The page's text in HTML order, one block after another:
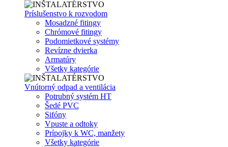
Príslušenstvo k rozvodom
Mosadzné fitingy
Chrómové fitingy
Podomietkové systémy
Revízne dvierka
Armatúry
Všetky kategórie
Vnútorný odpad a ventilácia
Potrubný systém HT
Šedé PVC
Sifóny
Vpuste a odtoky
Prípojky k WC, manžety
Všetky kategórie